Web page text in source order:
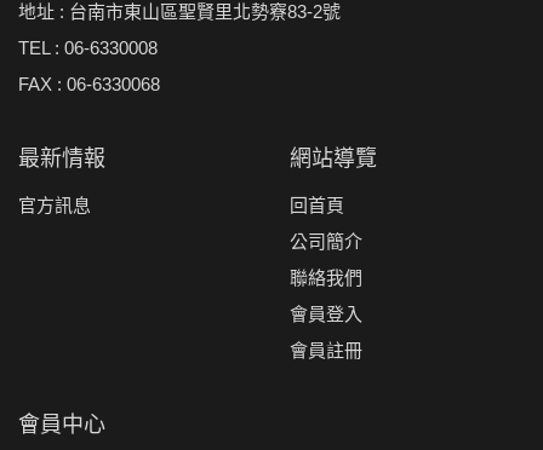
地址 : 台南市東山區聖賢里北勢竂83-2號
TEL : 06-6330008
FAX : 06-6330068
最新情報
官方訊息
網站導覽
回首頁
公司簡介
聯絡我們
會員登入
會員註冊
會員中心